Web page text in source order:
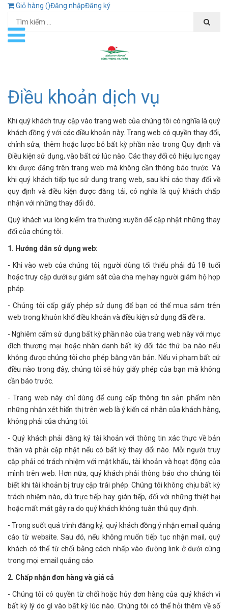
Giỏ hàng ()Đăng nhậpĐăng ký
Điều khoản dịch vụ
Khi quý khách truy cập vào trang web của chúng tôi có nghĩa là quý
khách đồng ý với các điều khoản này. Trang web có quyền thay đổi,
chỉnh sửa, thêm hoặc lược bỏ bất kỳ phần nào trong Quy định và
Điều kiện sử dụng, vào bất cứ lúc nào. Các thay đổi có hiệu lực ngay
khi được đăng trên trang web mà không cần thông báo trước. Và
khi quý khách tiếp tục sử dụng trang web, sau khi các thay đổi về
quy định và điều kiện được đăng tải, có nghĩa là quý khách chấp
nhận với những thay đổi đó.
Quý khách vui lòng kiểm tra thường xuyên để cập nhật những thay
đổi của chúng tôi.
1. Hướng dẫn sử dụng web:
- Khi vào web của chúng tôi, người dùng tối thiểu phải đủ 18 tuổi
hoặc truy cập dưới sự giám sát của cha mẹ hay người giám hộ hợp
pháp.
- Chúng tôi cấp giấy phép sử dụng để bạn có thể mua sắm trên
web trong khuôn khổ điều khoản và điều kiện sử dụng đã đề ra.
- Nghiêm cấm sử dụng bất kỳ phần nào của trang web này với mục
đích thương mại hoặc nhân danh bất kỳ đối tác thứ ba nào nếu
không được chúng tôi cho phép bằng văn bản. Nếu vi phạm bất cứ
điều nào trong đây, chúng tôi sẽ hủy giấy phép của bạn mà không
cần báo trước.
- Trang web này chỉ dùng để cung cấp thông tin sản phẩm nên
những nhận xét hiển thị trên web là ý kiến cá nhân của khách hàng,
không phải của chúng tôi.
- Quý khách phải đăng ký tài khoản với thông tin xác thực về bản
thân và phải cập nhật nếu có bất kỳ thay đổi nào. Mỗi người truy
cập phải có trách nhiệm với mật khẩu, tài khoản và hoạt động của
mình trên web. Hơn nữa, quý khách phải thông báo cho chúng tôi
biết khi tài khoản bị truy cập trái phép. Chúng tôi không chịu bất kỳ
trách nhiệm nào, dù trực tiếp hay gián tiếp, đối với những thiệt hại
hoặc mất mát gây ra do quý khách không tuân thủ quy định.
- Trong suốt quá trình đăng ký, quý khách đồng ý nhận email quảng
cáo từ website. Sau đó, nếu không muốn tiếp tục nhận mail, quý
khách có thể từ chối bằng cách nhấp vào đường link ở dưới cùng
trong mọi email quảng cáo.
2. Chấp nhận đơn hàng và giá cả
- Chúng tôi có quyền từ chối hoặc hủy đơn hàng của quý khách vì
bất kỳ lý do gì vào bất kỳ lúc nào. Chúng tôi có thể hỏi thêm về số